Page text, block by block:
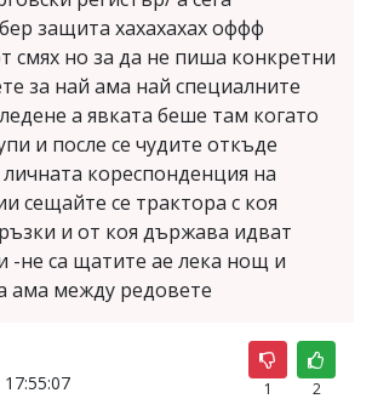
защита хахахахах оффф
смях но за да не пиша конкретни
за най ама най специалните
а явката беше там когато
и после се чудите откъде
кореспонденция на
сещайте се трактора с коя
и от коя държава идват
-не са щатите ае лека нощ и
ама между редовете
1 2